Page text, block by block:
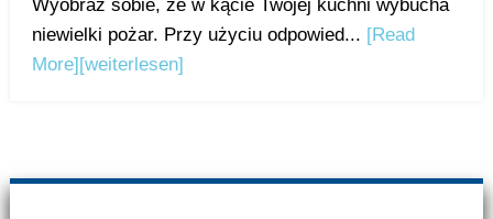
Wyobraź sobie, że w kącie Twojej kuchni wybucha
niewielki pożar. Przy użyciu odpowied... [Read
More][weiterlesen]